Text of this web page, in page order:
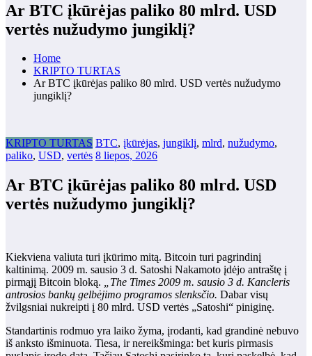
Ar BTC įkūrėjas paliko 80 mlrd. USD
vertės nužudymo jungiklį?
Home
KRIPTO TURTAS
Ar BTC įkūrėjas paliko 80 mlrd. USD vertės nužudymo
jungiklį?
KRIPTO TURTAS BTC, įkūrėjas, jungiklį, mlrd, nužudymo,
paliko, USD, vertės 8 liepos, 2026
Ar BTC įkūrėjas paliko 80 mlrd. USD
vertės nužudymo jungiklį?
Kiekviena valiuta turi įkūrimo mitą. Bitcoin turi pagrindinį
kaltinimą. 2009 m. sausio 3 d. Satoshi Nakamoto įdėjo antraštę į
pirmąjį Bitcoin bloką.
„The Times 2009 m. sausio 3 d. Kancleris
antrosios bankų gelbėjimo programos slenksčio. Dabar visų
žvilgsniai nukreipti į 80 mlrd. USD vertės „Satoshi“ piniginę.
Standartinis rodmuo yra laiko žyma, įrodanti, kad grandinė nebuvo
iš anksto išminuota. Tiesa, ir nereikšminga: bet kuris pirmasis